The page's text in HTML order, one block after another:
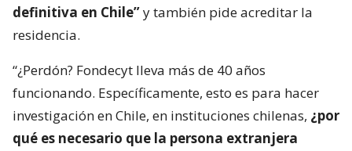
definitiva en Chile”y también pide acreditar la
residencia.
“¿Perdón? Fondecyt lleva más de 40 años
funcionando. Específicamente, esto es para hacer
investigación en Chile, en instituciones chilenas, ¿por
qué es necesario que la persona extranjera